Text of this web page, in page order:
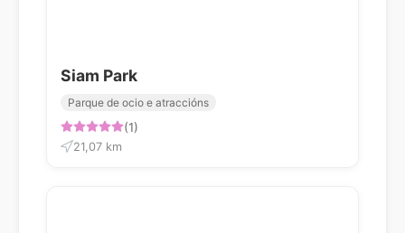
Siam Park
Parque de ocio e atraccións
(1)
21,07 km